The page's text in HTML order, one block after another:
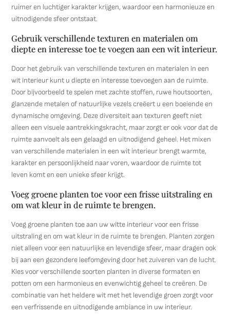
ruimer en luchtiger karakter krijgen, waardoor een harmonieuze en
uitnodigende sfeer ontstaat.
Gebruik verschillende texturen en materialen om
diepte en interesse toe te voegen aan een wit interieur.
Door het gebruik van verschillende texturen en materialen in een
wit interieur kunt u diepte en interesse toevoegen aan de ruimte.
Door bijvoorbeeld te spelen met zachte stoffen, ruwe houtsoorten,
glanzende metalen of natuurlijke vezels creëert u een boeiende en
dynamische omgeving. Deze diversiteit aan texturen geeft niet
alleen een visuele aantrekkingskracht, maar zorgt er ook voor dat de
ruimte aanvoelt als een gelaagd en uitnodigend geheel. Het mixen
van verschillende materialen in een wit interieur brengt warmte,
karakter en persoonlijkheid naar voren, waardoor de ruimte tot
leven komt en een unieke sfeer krijgt.
Voeg groene planten toe voor een frisse uitstraling en
om wat kleur in de ruimte te brengen.
Voeg groene planten toe aan uw witte interieur voor een frisse
uitstraling en om wat kleur in de ruimte te brengen. Planten zorgen
niet alleen voor een natuurlijke en levendige sfeer, maar dragen ook
bij aan een gezondere leefomgeving door het zuiveren van de lucht.
Kies voor verschillende soorten planten in diverse formaten en
potten om een harmonieus en evenwichtig geheel te creëren. De
combinatie van het heldere wit met het levendige groen zorgt voor
een verfrissende en uitnodigende ambiance in uw interieur.